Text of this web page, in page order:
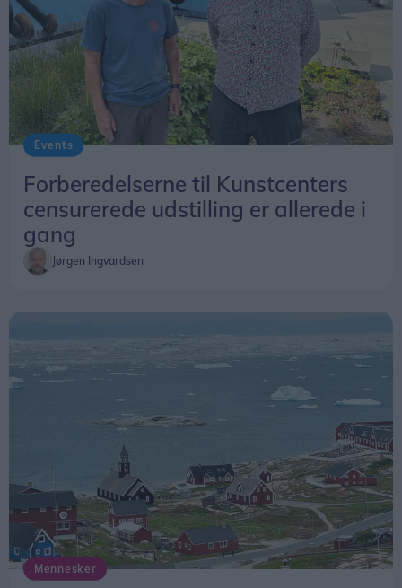
Fowli, som festivalen kaldes i folkemunde, blev
afviklet for 19. gang.
Events
Forberedelserne til Kunstcenters
censurerede udstilling er allerede i
gang
Jørgen Ingvardsen
Mennesker